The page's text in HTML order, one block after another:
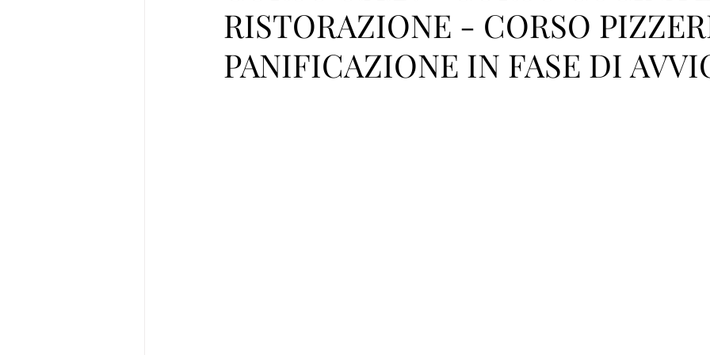
RISTORAZIONE - CORSO
PANIFICAZIONE IN FASE DI